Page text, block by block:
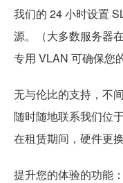
我们的 24 小时设置
源。（大多数服务器
专用 VLAN 可确保您
无与伦比的支持，不
随时随地联系我们位
在租赁期间，硬件更
提升您的体验的功能：